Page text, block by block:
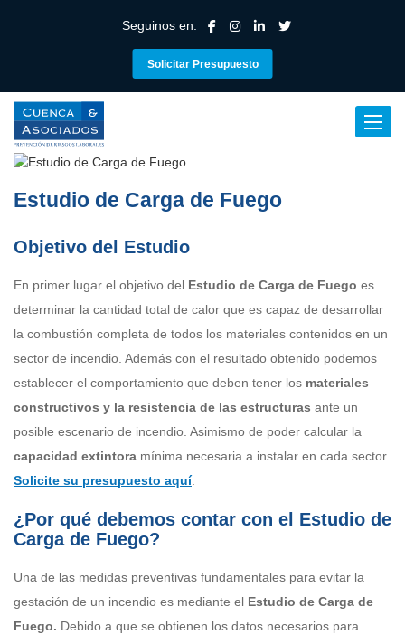
Seguinos en:
Solicitar Presupuesto
Estudio de Carga de Fuego
Objetivo del Estudio
En primer lugar el objetivo del Estudio de Carga de Fuego es
determinar la cantidad total de calor que es capaz de desarrollar
la combustión completa de todos los materiales contenidos en un
sector de incendio. Además con el resultado obtenido podemos
establecer el comportamiento que deben tener los materiales
constructivos y la resistencia de las estructuras ante un
posible escenario de incendio. Asimismo de poder calcular la
capacidad extintora mínima necesaria a instalar en cada sector.
Solicite su presupuesto aquí.
¿Por qué debemos contar con el Estudio de
Carga de Fuego?
Una de las medidas preventivas fundamentales para evitar la
gestación de un incendio es mediante el Estudio de Carga de
Fuego. Debido a que se obtienen los datos necesarios para